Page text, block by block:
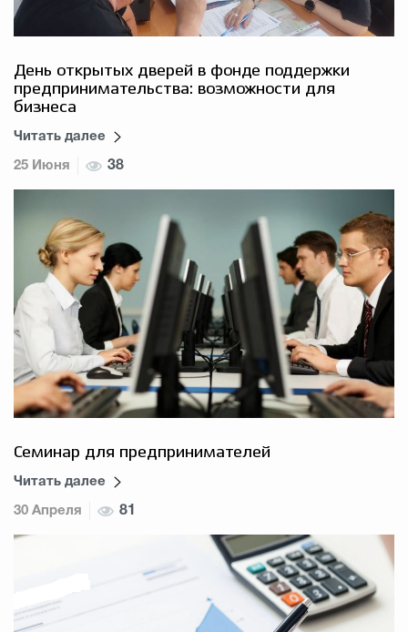
День открытых дверей в фонде поддержки
предпринимательства: возможности для
бизнеса
Читать далее
25 Июня 38
Семинар для предпринимателей
Читать далее
30 Апреля 81